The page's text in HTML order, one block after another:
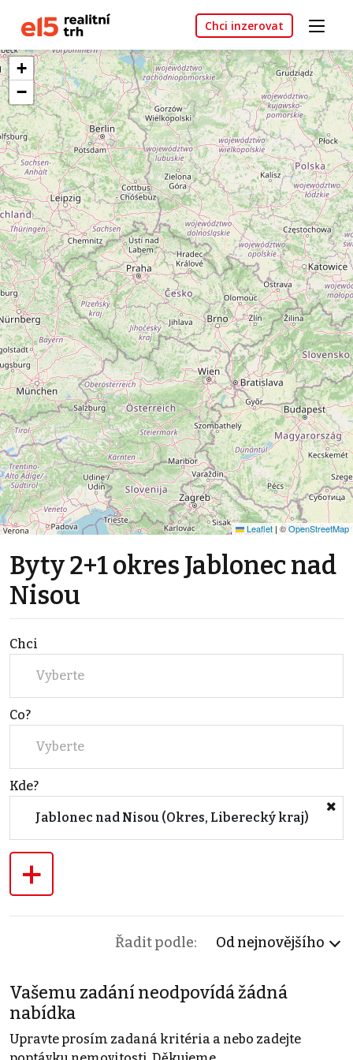
Chci inzerovat
+
−
Leaflet | ©OpenStreetMap
Byty 2+1 okres Jablonec nad
Nisou
Chci
Vyberte
Co?
Vyberte
Kde?
Jablonec nad Nisou (Okres, Liberecký kraj)
+
Řadit podle: Od nejnovějšího
Vašemu zadání neodpovídá žádná
nabídka
Upravte prosím zadaná kritéria a nebo zadejte